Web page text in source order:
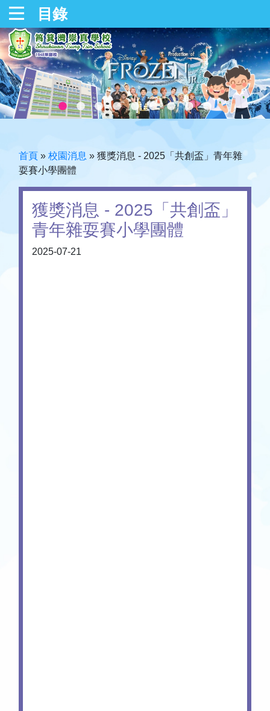
目錄
首頁 » 校園消息 » 獲獎消息 - 2025「共創盃」青年雜
耍賽小學團體
獲獎消息 - 2025「共創盃」
青年雜耍賽小學團體
2025-07-21